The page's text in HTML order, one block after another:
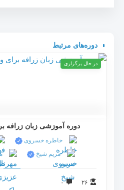
دوره‌های مرتبط
در حال برگزاری
دوره آموزشی زبان زرافه
خاطره خسروی
مریم شیخ
۲۶ ۰